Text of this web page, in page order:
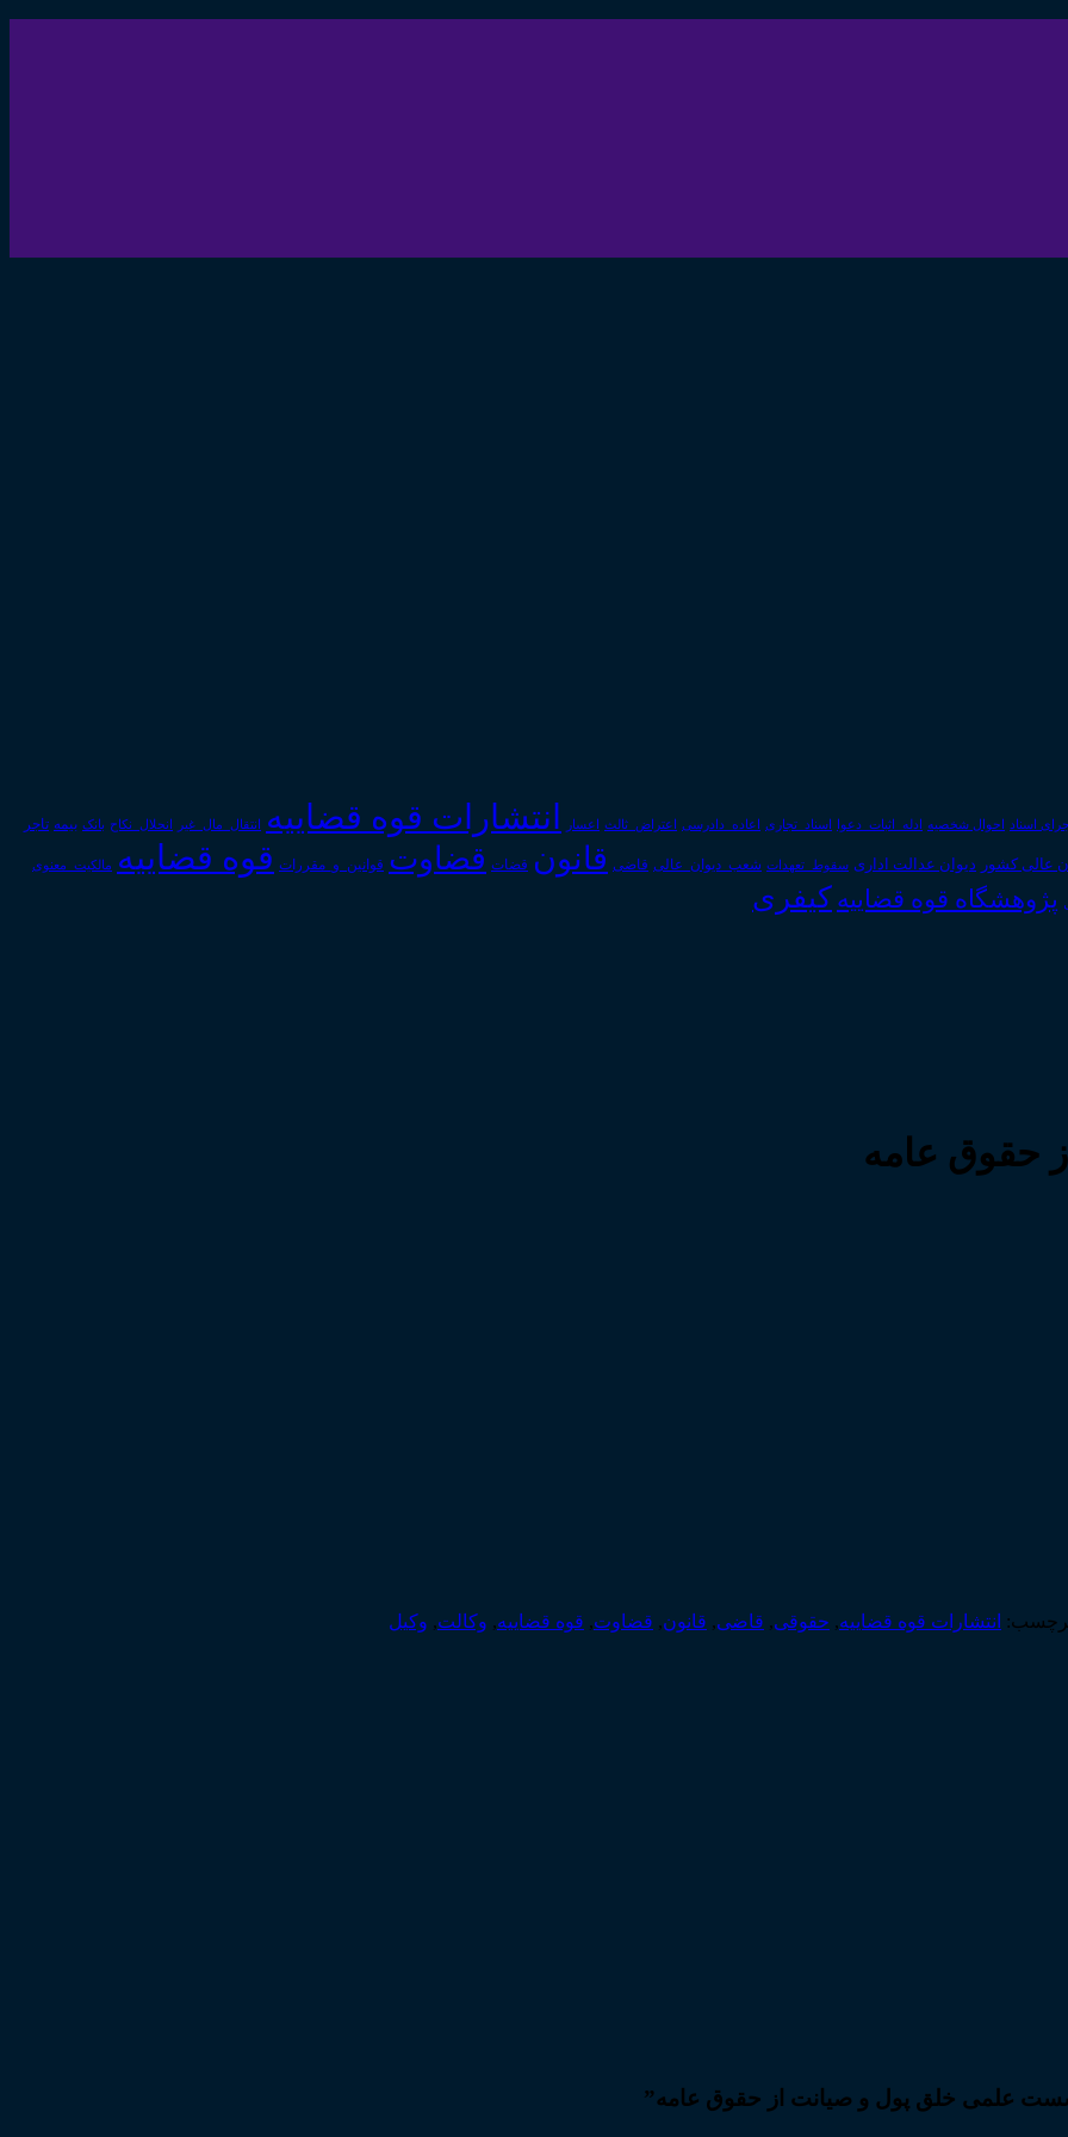
اسناد احوال شخصیه ادله_اثبات_دعوا اسناد_تجاری اعاده_دادرسی اعتراض_ثالث اعسار انتشارات قوه قضاییه انتقال_مال_غیر انحلال_نکاح بانک بیمه تاجر
عالی کشور دیوان عدالت اداری سقوط_تعهدات شعب_دیوان_عالی قاضی قانون قضات قضاوت قوانین_و_مقررات قوه قضاییه مالکیت_معنوی
پژوهشگاه قوه قضاییه کیفری
حقوق عامه
انتشارات قوه قضاییه, حقوقی, قاضی, قانون, قضاوت, قوه قضاییه, وکالت, وکیل
علمی خلق پول و صیانت از حقوق عامه”